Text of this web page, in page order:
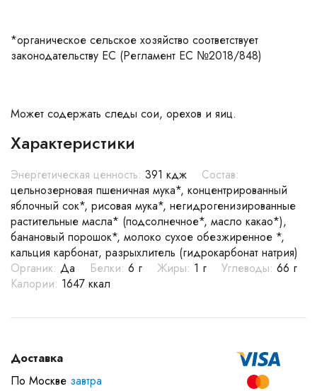
*органическое сельское хозяйство соответствует
законодательству ЕС (Регламент ЕС №2018/848)
Может содержать следы сои, орехов и яиц.
Характеристики
Энергетическая ценность: 391 кдж
Состав:
цельнозерновая пшеничная мука*, концентрированный
яблочный сок*, рисовая мука*, негидрогенизированные
растительные масла* (подсолнечное*, масло какао*),
банановый порошок*, молоко сухое обезжиренное *,
кальция карбонат, разрыхлитель (гидрокарбонат натрия)
Органик: Да Белки: 6 г Жиры: 1 г Углеводы: 66 г
Калории: 1647 ккал
Доставка
По Москве завтра